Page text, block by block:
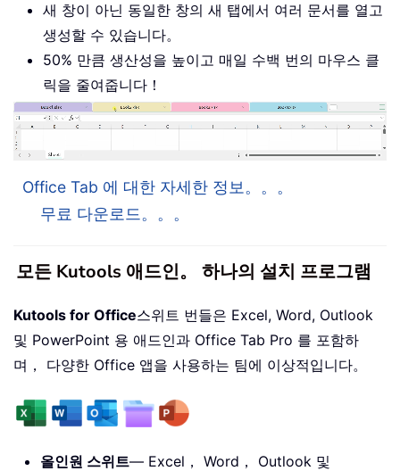
새 창이 아닌 동일한 창의 새 탭에서 여러 문서를 열고
생성할 수 있습니다。
50% 만큼 생산성을 높이고 매일 수백 번의 마우스 클
릭을 줄여줍니다！
Office Tab 에 대한 자세한 정보。。。
무료 다운로드。。。
모든 Kutools 애드인。 하나의 설치 프로그램
Kutools for Office스위트 번들은 Excel, Word, Outlook
및 PowerPoint 용 애드인과 Office Tab Pro 를 포함하
며， 다양한 Office 앱을 사용하는 팀에 이상적입니다。
올인원 스위트— Excel， Word， Outlook 및